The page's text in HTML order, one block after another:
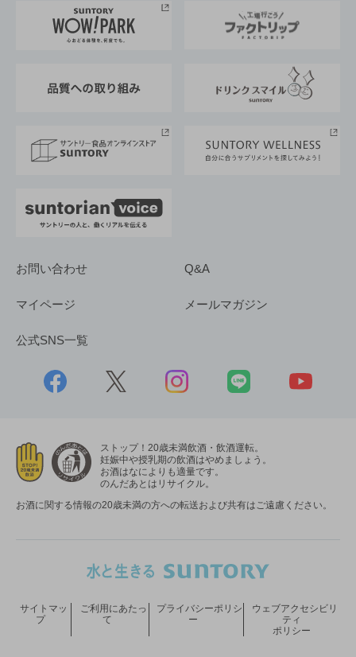
地域情報
サントリーサンバーズ大阪
サントリーが考えるサステナビリティ経営
企業概要
採用情報
お問い合わせ Q&A
マイページ メールマガジン
公式SNS一覧
ストップ！20歳未満飲酒・飲酒運転。
妊娠中や授乳期の飲酒はやめましょう。
お酒はなによりも適量です。
のんだあとはリサイクル。
お酒に関する情報の20歳未満の方への転送および共有はご遠慮ください。
サイトマッ
プ
ご利用にあたっ
て
プライバシーポリシ
ー
ウェブアクセシビリ
ティ
ポリシー